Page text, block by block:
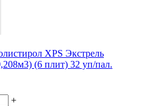
XPS Экстрель
(6 плит) 32 уп/пал.
+